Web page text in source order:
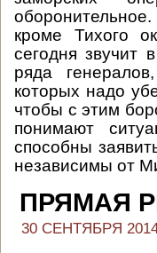
кроме Тихого
сегодня звучит
ряда
которых надо
чтобы с этим
понимают
способны
независимы от
ПРЯМАЯ
30 СЕНТЯБРЯ